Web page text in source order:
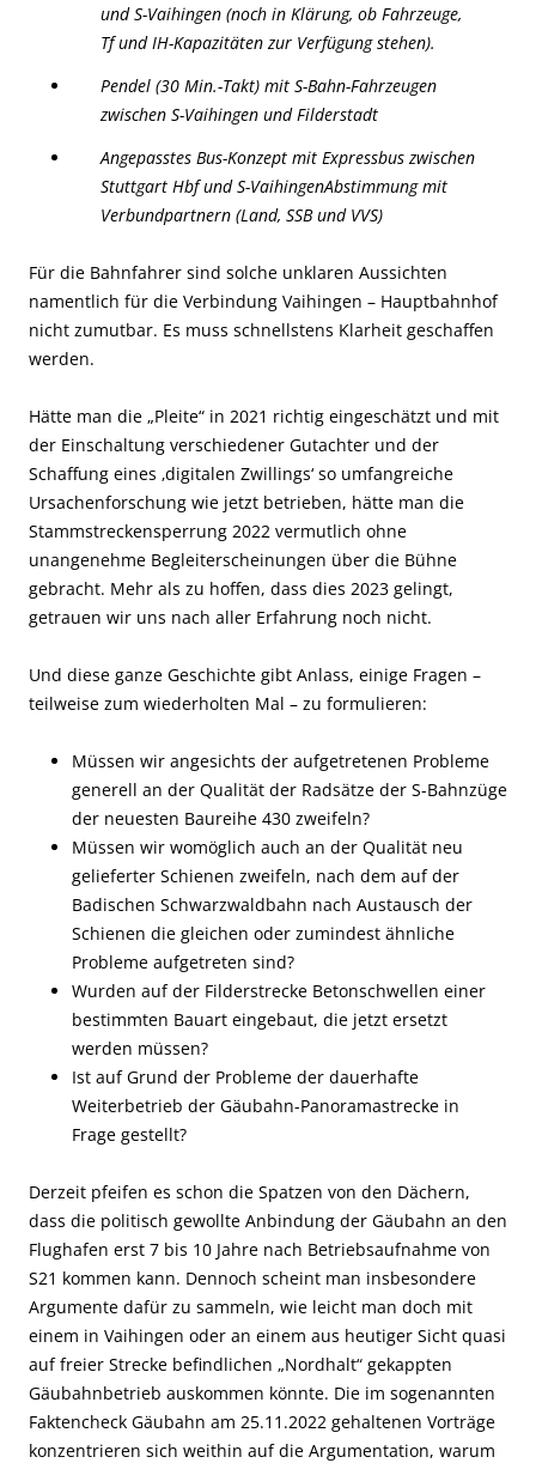
und S-Vaihingen (noch in Klärung, ob Fahrzeuge,
Tf und IH-Kapazitäten zur Verfügung stehen).
Pendel (30 Min.-Takt) mit S-Bahn-Fahrzeugen
zwischen S-Vaihingen und Filderstadt
Angepasstes Bus-Konzept mit Expressbus zwischen
Stuttgart Hbf und S-VaihingenAbstimmung mit
Verbundpartnern (Land, SSB und VVS)
Für die Bahnfahrer sind solche unklaren Aussichten
namentlich für die Verbindung Vaihingen – Hauptbahnhof
nicht zumutbar. Es muss schnellstens Klarheit geschaffen
werden.
Hätte man die „Pleite“ in 2021 richtig eingeschätzt und mit
der Einschaltung verschiedener Gutachter und der
Schaffung eines ‚digitalen Zwillings‘ so umfangreiche
Ursachenforschung wie jetzt betrieben, hätte man die
Stammstreckensperrung 2022 vermutlich ohne
unangenehme Begleiterscheinungen über die Bühne
gebracht. Mehr als zu hoffen, dass dies 2023 gelingt,
getrauen wir uns nach aller Erfahrung noch nicht.
Und diese ganze Geschichte gibt Anlass, einige Fragen –
teilweise zum wiederholten Mal – zu formulieren:
Müssen wir angesichts der aufgetretenen Probleme
generell an der Qualität der Radsätze der S-Bahnzüge
der neuesten Baureihe 430 zweifeln?
Müssen wir womöglich auch an der Qualität neu
gelieferter Schienen zweifeln, nach dem auf der
Badischen Schwarzwaldbahn nach Austausch der
Schienen die gleichen oder zumindest ähnliche
Probleme aufgetreten sind?
Wurden auf der Filderstrecke Betonschwellen einer
bestimmten Bauart eingebaut, die jetzt ersetzt
werden müssen?
Ist auf Grund der Probleme der dauerhafte
Weiterbetrieb der Gäubahn-Panoramastrecke in
Frage gestellt?
Derzeit pfeifen es schon die Spatzen von den Dächern,
dass die politisch gewollte Anbindung der Gäubahn an den
Flughafen erst 7 bis 10 Jahre nach Betriebsaufnahme von
S21 kommen kann. Dennoch scheint man insbesondere
Argumente dafür zu sammeln, wie leicht man doch mit
einem in Vaihingen oder an einem aus heutiger Sicht quasi
auf freier Strecke befindlichen „Nordhalt“ gekappten
Gäubahnbetrieb auskommen könnte. Die im sogenannten
Faktencheck Gäubahn am 25.11.2022 gehaltenen Vorträge
konzentrieren sich weithin auf die Argumentation, warum